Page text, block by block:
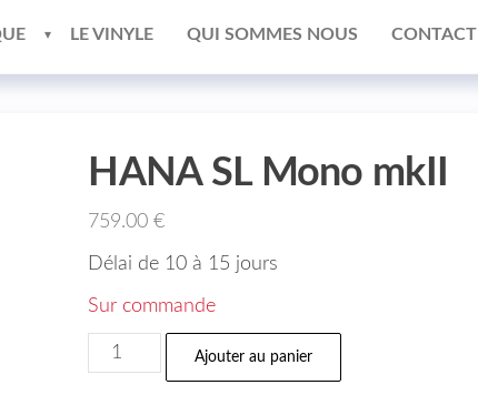
LE VINYLE QUI SOMMES NOUS CONTACT
HANA SL Mono mkII
759.00€
Délai de 10 à 15 jours
Sur commande
Ajouter au panier